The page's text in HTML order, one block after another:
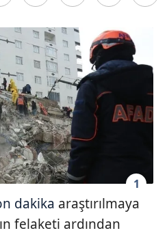
1
dakika araştırılmaya
felaketi ardından